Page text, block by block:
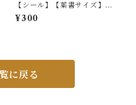
【シール】【葉書サイズ】サ
ンキュー_01
¥300
に戻る